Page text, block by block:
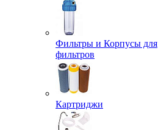
Фильтры и Корпусы для
фильтров
Картриджи